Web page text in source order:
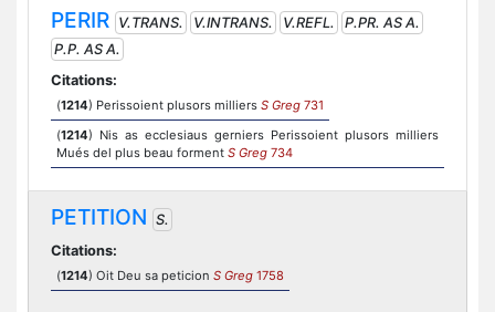
PERIR V.TRANS. V.INTRANS. V.REFL.
P.PR. AS A.
P.P. AS A.
Citations:
(1214) Perissoient plusors milliers S Greg 731
(1214) Nis as ecclesiaus gerniers Perissoient plusors milliers
Mués del plus beau forment S Greg 734
PETITION S.
Citations:
(1214) Oit Deu sa peticion S Greg 1758